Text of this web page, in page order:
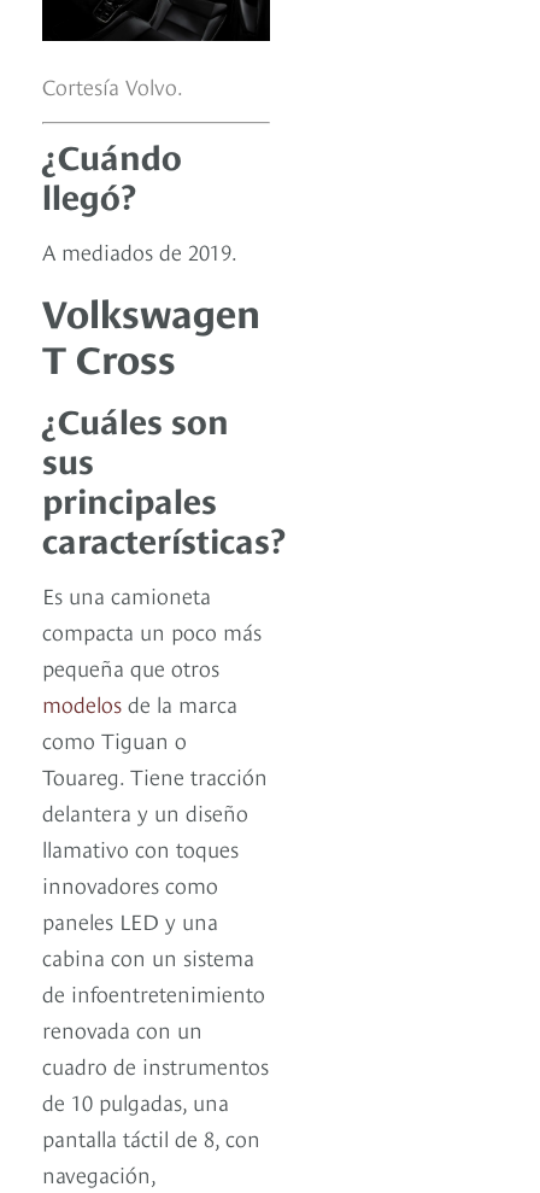
Cortesía Volvo.
¿Cuándo
llegó?
A mediados de 2019.
Volkswagen
T Cross
¿Cuáles son
sus
principales
características?
Es una camioneta
compacta un poco más
pequeña que otros
modelos de la marca
como Tiguan o
Touareg. Tiene tracción
delantera y un diseño
llamativo con toques
innovadores como
paneles LED y una
cabina con un sistema
de infoentretenimiento
renovada con un
cuadro de instrumentos
de 10 pulgadas, una
pantalla táctil de 8, con
navegación,